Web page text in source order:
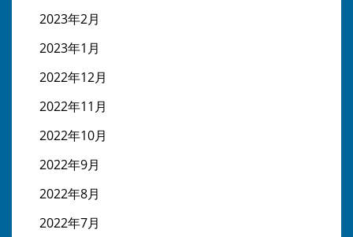
2023年2月
2023年1月
2022年12月
2022年11月
2022年10月
2022年9月
2022年8月
2022年7月